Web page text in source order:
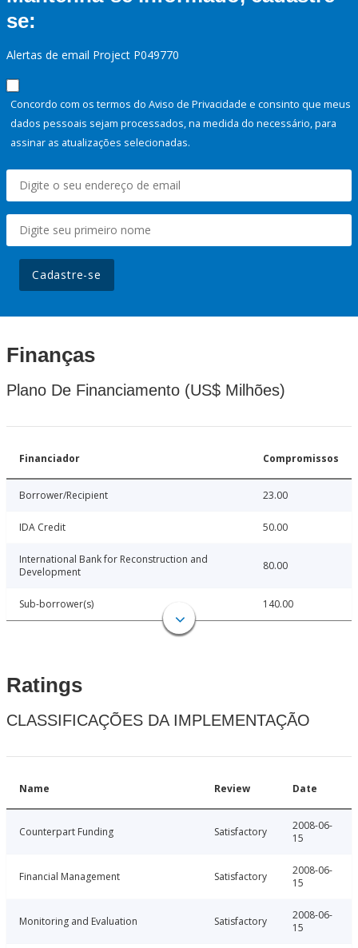
se:
Alertas de email Project P049770
Concordo com os termos do Aviso de Privacidade e consinto que meus
dados pessoais sejam processados, na medida do necessário, para
assinar as atualizações selecionadas.
Cadastre-se
Finanças
Plano De Financiamento (US$ Milhões)
Financiador Compromissos
Borrower/Recipient 23.00
IDA Credit 50.00
International Bank for Reconstruction and
Development
80.00
Sub-borrower(s) 140.00
Ratings
CLASSIFICAÇÕES DA IMPLEMENTAÇÃO
Name Review Date
Counterpart Funding Satisfactory
2008-06-
15
Financial Management Satisfactory
2008-06-
15
Monitoring and Evaluation Satisfactory
2008-06-
15